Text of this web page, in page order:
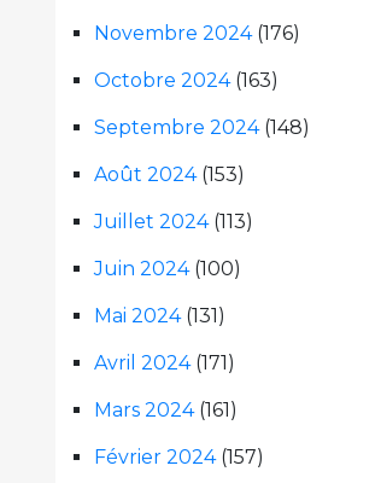
Novembre 2024(176)
Octobre 2024(163)
Septembre 2024(148)
Août 2024(153)
Juillet 2024(113)
Juin 2024(100)
Mai 2024(131)
Avril 2024(171)
Mars 2024(161)
Février 2024(157)